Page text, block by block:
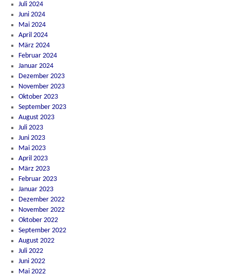
Juli 2024
Juni 2024
Mai 2024
April 2024
März 2024
Februar 2024
Januar 2024
Dezember 2023
November 2023
Oktober 2023
September 2023
August 2023
Juli 2023
Juni 2023
Mai 2023
April 2023
März 2023
Februar 2023
Januar 2023
Dezember 2022
November 2022
Oktober 2022
September 2022
August 2022
Juli 2022
Juni 2022
Mai 2022